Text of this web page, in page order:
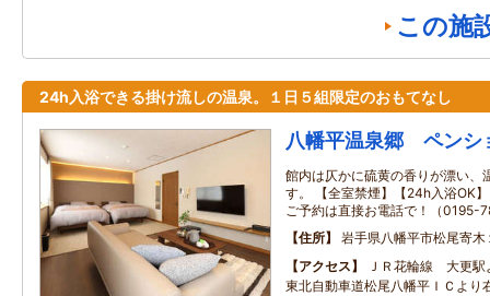
この施
24h入浴できる掛け流しの温泉。１日５組限定のおもてなし
八幡平温泉郷 ペンシ
館内は仄かに硫黄の香りが漂い、
す。 【全室禁煙】【24h入浴OK
ご予約は直接お電話で！（0195-
住所
岩手県八幡平市松尾寄
アクセス
ＪＲ花輪線 大更駅
東北自動車道松尾八幡平ＩＣより